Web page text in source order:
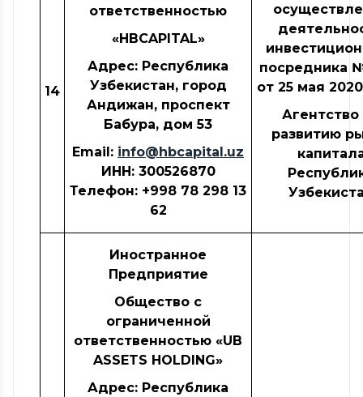
14
ответственностью
«HBCAPITAL»
Адрес: Республика
Узбекистан, город
Андижан, проспект
Бабура, дом 53
Email: info@hbcapital.uz
ИНН: 300526870
Телефон: +998 78 298 13
62
посредника
от 25 мая
Агентство
развитию
Иностранное
Предприятие
Общество с
ограниченной
ответственностью «UB
ASSETS HOLDING»
Адрес: Республика